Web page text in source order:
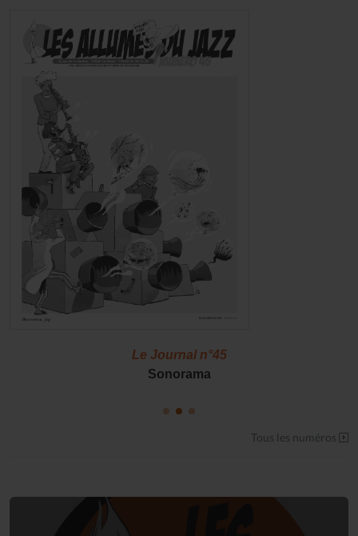
Le Journal n°45
Sonorama
Tous les numéros